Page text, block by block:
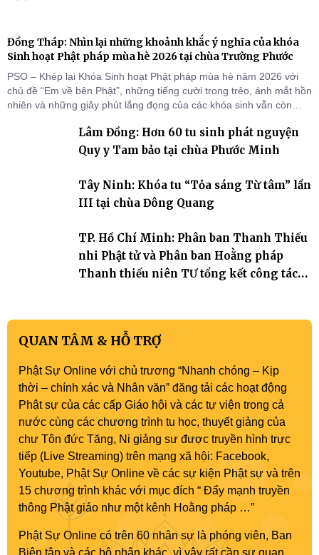
Đồng Tháp: Nhìn lại những khoảnh khắc ý nghĩa của khóa
Sinh hoạt Phật pháp mùa hè 2026 tại chùa Trường Phước
PSO – Khép lại Khóa Sinh hoạt Phật pháp mùa hè năm 2026 với
chủ đề “Em về bên Phật”, những tiếng cười trong trẻo, ánh mắt hồn
nhiên và những giây phút lắng đọng của các khóa sinh vẫn còn
Tháp). Những tuần tu học ngắn ngủi nhưng đã trở thành hành
trang quý báu, gieo những hạt giống thiện l
Lâm Đồng: Hơn 60 tu sinh phát nguyện
Quy y Tam bảo tại chùa Phước Minh
Tây Ninh: Khóa tu “Tỏa sáng Từ tâm” lần
III tại chùa Đông Quang
TP. Hồ Chí Minh: Phân ban Thanh Thiếu
nhi Phật tử và Phân ban Hoằng pháp
Thanh thiếu niên TƯ tổng kết công tác
QUAN TÂM & HỖ TRỢ
Phật Sự Online với chủ trương “Nhanh chóng – Kịp
thời – chính xác và Nhân văn” đăng tải các hoạt động
Phật sự của các cấp Giáo hội và các tự viện trong cả
nước cùng các chương trình tu học, thuyết giảng của
chư Tôn đức Tăng, Ni giảng sư được truyền hình trực
tiếp (Live Streaming) trên mạng xã hội: Facebook,
Youtube, Phật Sự Online về các sự kiện Phật sự và trên
15 chương trình khác với mục đích “ Đẩy mạnh truyền
thông Phật giáo như một kênh Hoằng pháp …”
Phật Sự Online có trên 60 nhân sự là phóng viên, Ban
Biên tập và các bộ phận khác, vì vậy rất cần sự quan